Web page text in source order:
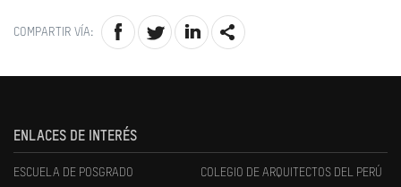
COMPARTIR VÍA:
ENLACES DE INTERÉS
ESCUELA DE POSGRADO COLEGIO DE ARQUITECTOS DEL PERÚ